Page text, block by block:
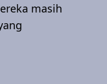
masih